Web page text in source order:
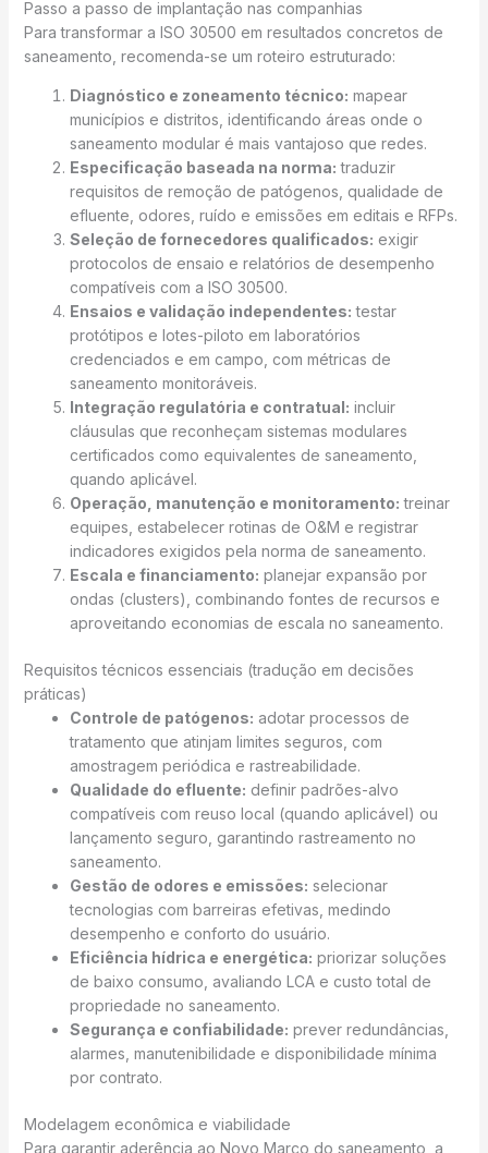
Passo a passo de implantação nas companhias
Para transformar a ISO 30500 em resultados concretos de
saneamento, recomenda-se um roteiro estruturado:
Diagnóstico e zoneamento técnico: mapear
municípios e distritos, identificando áreas onde o
saneamento modular é mais vantajoso que redes.
Especificação baseada na norma: traduzir
requisitos de remoção de patógenos, qualidade de
efluente, odores, ruído e emissões em editais e RFPs.
Seleção de fornecedores qualificados: exigir
protocolos de ensaio e relatórios de desempenho
compatíveis com a ISO 30500.
Ensaios e validação independentes: testar
protótipos e lotes-piloto em laboratórios
credenciados e em campo, com métricas de
saneamento monitoráveis.
Integração regulatória e contratual: incluir
cláusulas que reconheçam sistemas modulares
certificados como equivalentes de saneamento,
quando aplicável.
Operação, manutenção e monitoramento: treinar
equipes, estabelecer rotinas de O&M e registrar
indicadores exigidos pela norma de saneamento.
Escala e financiamento: planejar expansão por
ondas (clusters), combinando fontes de recursos e
aproveitando economias de escala no saneamento.
Requisitos técnicos essenciais (tradução em decisões
práticas)
Controle de patógenos: adotar processos de
tratamento que atinjam limites seguros, com
amostragem periódica e rastreabilidade.
Qualidade do efluente: definir padrões-alvo
compatíveis com reuso local (quando aplicável) ou
lançamento seguro, garantindo rastreamento no
saneamento.
Gestão de odores e emissões: selecionar
tecnologias com barreiras efetivas, medindo
desempenho e conforto do usuário.
Eficiência hídrica e energética: priorizar soluções
de baixo consumo, avaliando LCA e custo total de
propriedade no saneamento.
Segurança e confiabilidade: prever redundâncias,
alarmes, manutenibilidade e disponibilidade mínima
por contrato.
Modelagem econômica e viabilidade
Para garantir aderência ao Novo Marco do saneamento, a